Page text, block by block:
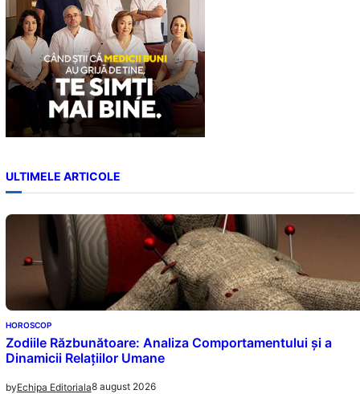
ULTIMELE ARTICOLE
HOROSCOP
Zodiile Răzbunătoare: Analiza Comportamentului și a
Dinamicii Relațiilor Umane
byEchipa Editoriala8 august 2026